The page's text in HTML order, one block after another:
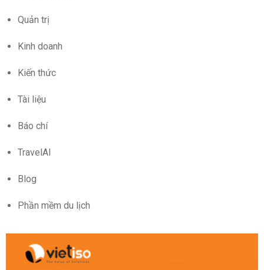
Quản trị
Kinh doanh
Kiến thức
Tài liệu
Báo chí
TravelAI
Blog
Phần mềm du lịch